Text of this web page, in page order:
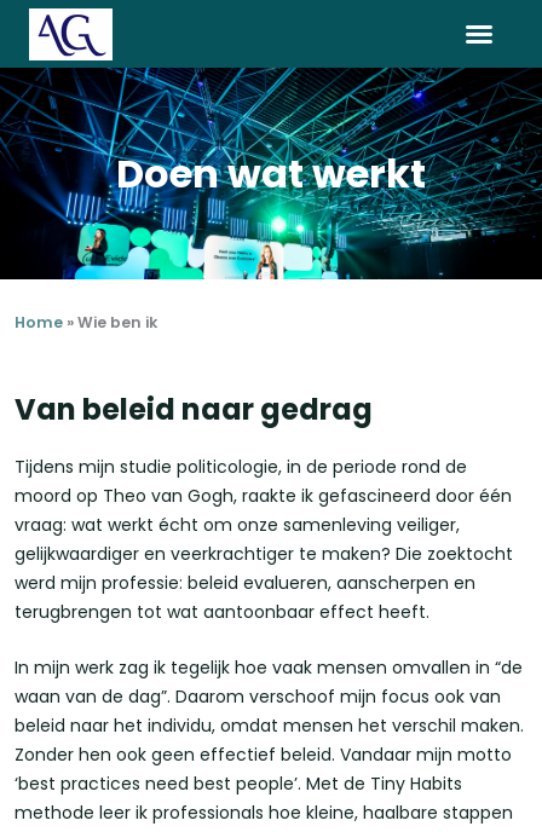
naar
de
inhoud
Doen wat werkt
Home »Wie ben ik
Van beleid naar gedrag
Tijdens mijn studie politicologie, in de periode rond de
moord op Theo van Gogh, raakte ik gefascineerd door één
vraag: wat werkt écht om onze samenleving veiliger,
gelijkwaardiger en veerkrachtiger te maken? Die zoektocht
werd mijn professie: beleid evalueren, aanscherpen en
terugbrengen tot wat aantoonbaar effect heeft.
In mijn werk zag ik tegelijk hoe vaak mensen omvallen in “de
waan van de dag”. Daarom verschoof mijn focus ook van
beleid naar het individu, omdat mensen het verschil maken.
Zonder hen ook geen effectief beleid. Vandaar mijn motto
‘best practices need best people’. Met de Tiny Habits
methode leer ik professionals hoe kleine, haalbare stappen